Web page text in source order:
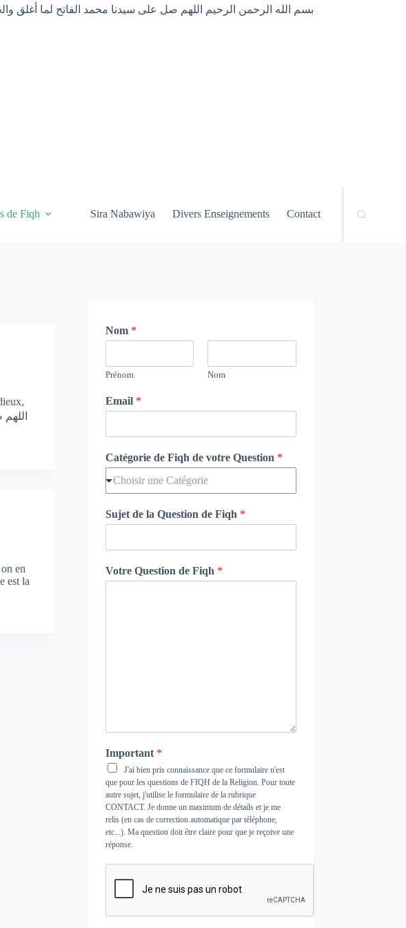
بسم الله الرحمن الرحيم اللهم صل على سيدنا محمد الفاتح لما أغلق
de Fiqh Sira Nabawiya Divers Enseignements Contact
en
est la
Nom *
Prénom Nom
Email *
Catégorie de Fiqh de votre Question *
Choisir une Catégorie
Sujet de la Question de Fiqh *
Votre Question de Fiqh *
Important *
J'ai bien pris connaissance que ce formulaire n'est
que pour les questions de FIQH de la Religion. Pour toute
autre sujet, j'utilise le formulaire de la rubrique
CONTACT. Je donne un maximum de détails et je me
relis (en cas de correction automatique par téléphone,
etc...). Ma question doit être claire pour que je reçoive une
réponse.